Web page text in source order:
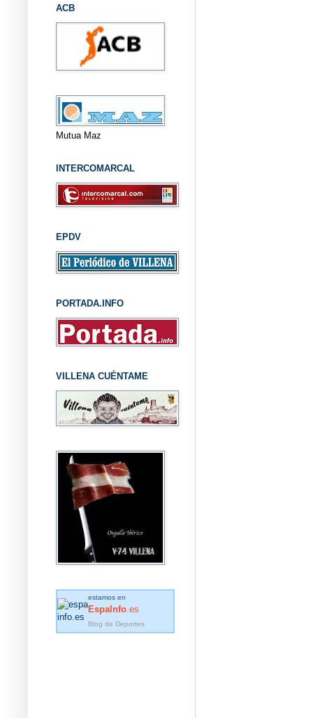
ACB
Mutua Maz
INTERCOMARCAL
EPDV
PORTADA.INFO
VILLENA CUÉNTAME
estamos en
EspaInfo .es
Blog de Deportes